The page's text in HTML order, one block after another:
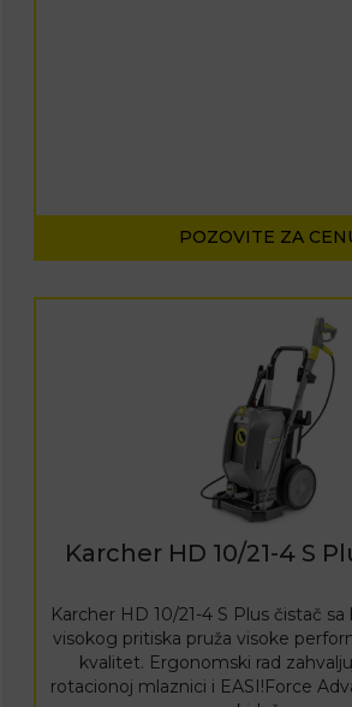
POZOVITE ZA
Karcher HD 10/21-4 S
Karcher HD 10/21-4 S Plus čistač
visokog pritiska pruža visoke
kvalitet. Ergonomski rad
rotacionoj mlaznici i EASI!Force